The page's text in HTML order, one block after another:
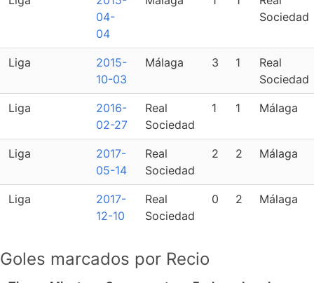
04-
04
Sociedad
Liga
2015-
10-03
Málaga 3 1
Real
Sociedad
Liga
2016-
02-27
Real
Sociedad
1 1 Málaga
Liga
2017-
05-14
Real
Sociedad
2 2 Málaga
Liga
2017-
12-10
Real
Sociedad
0 2 Málaga
Goles marcados por Recio